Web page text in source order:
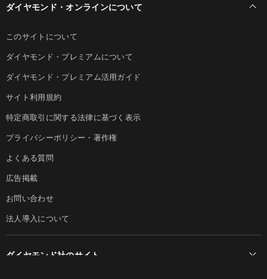
ダイヤモンド・オンラインについて
このサイトについて
ダイヤモンド・プレミアムについて
ダイヤモンド・プレミアム活用ガイド
サイト利用規約
特定商取引に関する法律に基づく表示
プライバシーポリシー・著作権
よくある質問
広告掲載
お問い合わせ
法人導入について
ダイヤモンド社のサイト